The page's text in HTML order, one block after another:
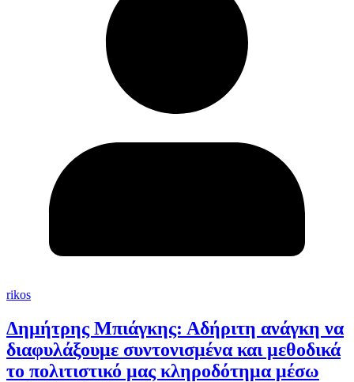
rikos
Δημήτρης Μπιάγκης: Αδήριτη ανάγκη να
διαφυλάξουμε συντονισμένα και μεθοδικά
το πολιτιστικό μας κληροδότημα μέσω